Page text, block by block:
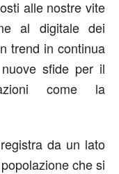
alle nostre vite
al digitale dei
trend in continua
sfide per il
come la
da un lato
che si